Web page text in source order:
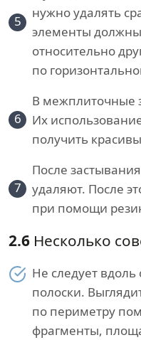
5
нужно удалять
элементы должны
относительно
по
6
В межплиточные
Их
получить
7
После
удаляют. После
при помощи
2.6 Несколько
Не следует
полоски.
по периметру
фрагменты,